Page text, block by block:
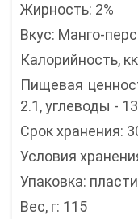
Жирность: 2%
Вкус: Манго-
Калорийность,
Пищевая
2.1, углеводы -
Срок хранения:
Условия
Упаковка:
Вес, г: 115